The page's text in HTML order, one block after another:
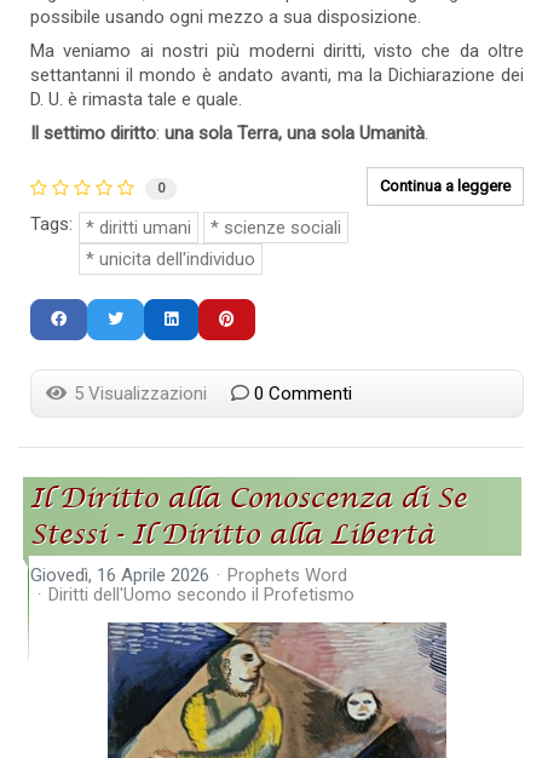
possibile usando ogni mezzo a sua disposizione.
Ma veniamo ai nostri più moderni diritti, visto che da oltre
settantanni il mondo è andato avanti, ma la Dichiarazione dei
D. U. è rimasta tale e quale.
Il settimo diritto: una sola Terra, una sola Umanità
Continua a leggere
0
Tags: diritti umani
scienze sociali
unicita dell'individuo
5 Visualizzazioni 0 Commenti
Il Diritto alla Conoscenza di Se
Stessi - Il Diritto alla Libertà
Giovedì, 16 Aprile 2026
Prophets Word
Diritti dell'Uomo secondo il Profetismo